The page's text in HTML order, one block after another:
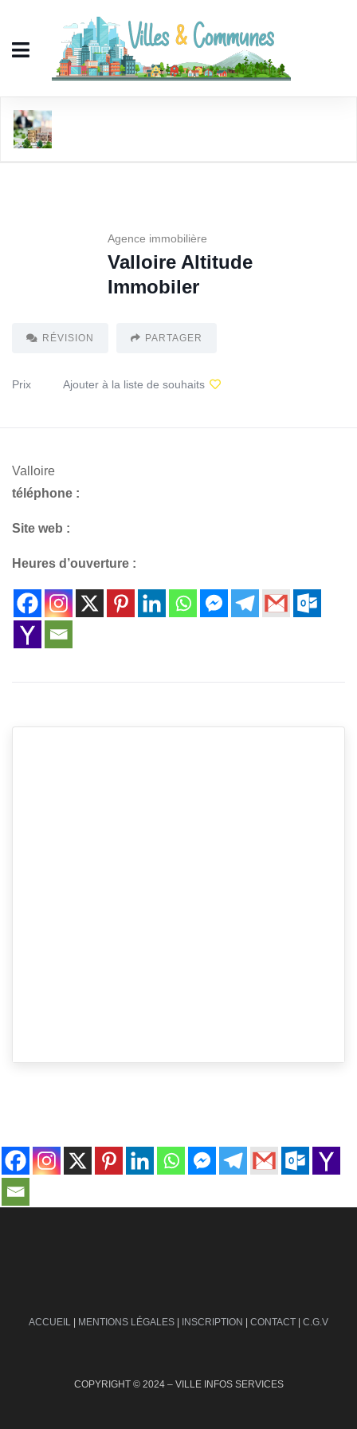
Agence immobilière
Valloire Altitude
Immobiler
RÉVISION PARTAGER
Prix Ajouter à la liste de souhaits
Valloire
téléphone :
Site web :
Heures d’ouverture :
ACCUEIL | MENTIONS LÉGALES | INSCRIPTION | CONTACT | C.G.V
COPYRIGHT © 2024 – VILLE INFOS SERVICES